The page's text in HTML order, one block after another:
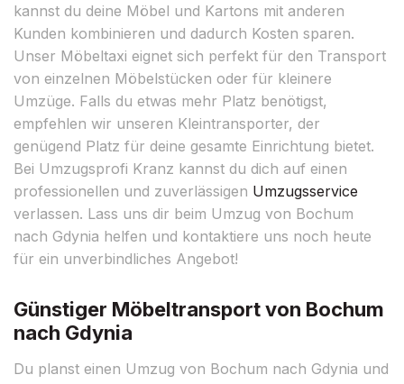
kannst du deine Möbel und Kartons mit anderen
Kunden kombinieren und dadurch Kosten sparen.
Unser Möbeltaxi eignet sich perfekt für den Transport
von einzelnen Möbelstücken oder für kleinere
Umzüge. Falls du etwas mehr Platz benötigst,
empfehlen wir unseren Kleintransporter, der
genügend Platz für deine gesamte Einrichtung bietet.
Bei Umzugsprofi Kranz kannst du dich auf einen
professionellen und zuverlässigen Umzugsservice
verlassen. Lass uns dir beim Umzug von Bochum
nach Gdynia helfen und kontaktiere uns noch heute
für ein unverbindliches Angebot!
Günstiger Möbeltransport von Bochum
nach Gdynia
Du planst einen Umzug von Bochum nach Gdynia und